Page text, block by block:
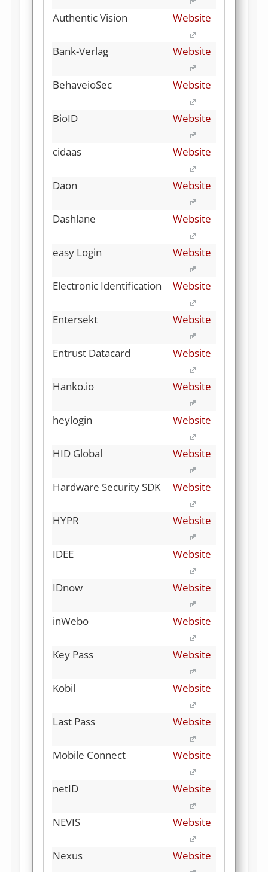
Authentic Vision Website
Bank-Verlag Website
BehaveioSec Website
BioID Website
cidaas Website
Daon Website
Dashlane Website
easy Login Website
Electronic Identification Website
Entersekt Website
Entrust Datacard Website
Hanko.io Website
heylogin Website
HID Global Website
Hardware Security SDK Website
HYPR Website
IDEE Website
IDnow Website
inWebo Website
Key Pass Website
Kobil Website
Last Pass Website
Mobile Connect Website
netID Website
NEVIS Website
Nexus Website